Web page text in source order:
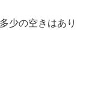
少の空きはあり